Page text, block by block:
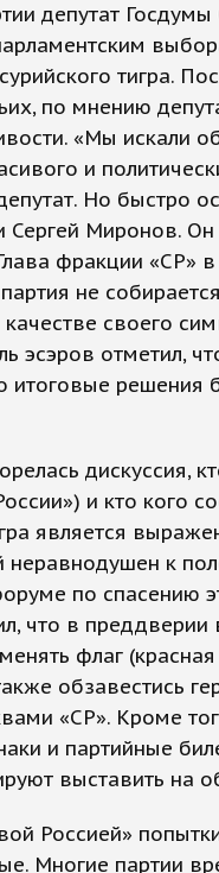
депутат
тигра.
по мнению
«Мы искали
и
Но быстро
Сергей Миронов. Он
фракции «СР»
не
своего
эсэров отметил,
итоговые решения
дискуссия,
и кто кого
является
неравнодушен к
по спасению
что в
флаг
обзавестись
«СР». Кроме
и партийные
выставить на
Россией»
Многие партии